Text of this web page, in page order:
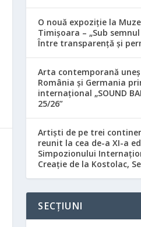
O nouă expoziție la
Timișoara – „Sub
Între transparență și
Arta contemporană
România și Germania
internațional „SOUND
25/26”
Artiști de pe trei
reunit la cea de-a XI-a
Simpozionului
Creație de la Kostolac,
SECȚIUNI